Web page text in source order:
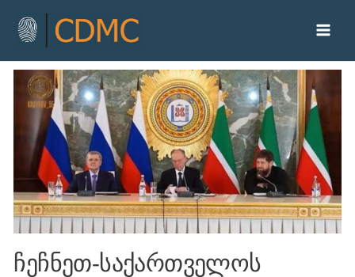
ჩეჩნეთ-საქართველოს